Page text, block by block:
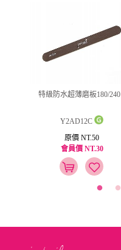
特級防水超薄磨板180/240
Y2AD12C
原價 NT.50
會員價 NT.30